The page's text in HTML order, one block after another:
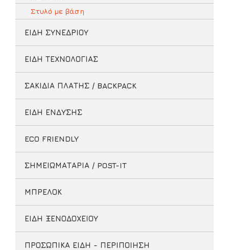
Στυλό με βάση
ΕΙΔΗ ΣΥΝΕΔΡΙΟΥ
ΕΙΔΗ ΤΕΧΝΟΛΟΓΙΑΣ
ΣΑΚΙΔΙΑ ΠΛΑΤΗΣ / BACKPACK
ΕΙΔΗ ΕΝΔΥΣΗΣ
ECO FRIENDLY
ΣΗΜΕΙΩΜΑΤΑΡΙΑ / POST-IT
ΜΠΡΕΛΟΚ
ΕΙΔΗ ΞΕΝΟΔΟΧΕΙΟΥ
ΠΡΟΣΩΠΙΚΑ ΕΙΔΗ - ΠΕΡΙΠΟΙΗΣΗ